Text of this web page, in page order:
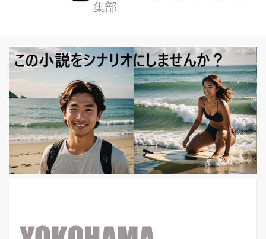
コラス・ウィンディング・レフン監督
名前を出し会場を沸かせた。 「初めて
来日したのは映画『ドライヴ』のプロ
モーションの時だったのですが、夜の
東京を初めて目にしてから、日本で東
京で是非映画を作ってみたいと思って
いました。」 「日本に来ると自分が異
国に来た異邦人のような気がしてそう
集部